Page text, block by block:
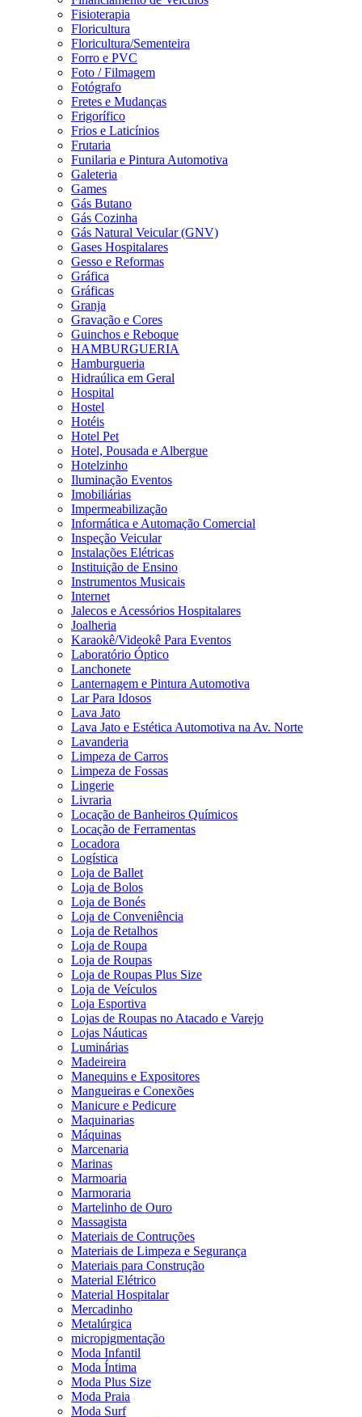
Fisioterapia
Floricultura
Floricultura/Sementeira
Forro e PVC
Foto / Filmagem
Fotógrafo
Fretes e Mudanças
Frigorífico
Frios e Laticínios
Frutaria
Funilaria e Pintura Automotiva
Galeteria
Games
Gás Butano
Gás Cozinha
Gás Natural Veicular (GNV)
Gases Hospitalares
Gesso e Reformas
Gráfica
Gráficas
Granja
Gravação e Cores
Guinchos e Reboque
HAMBURGUERIA
Hamburgueria
Hidraúlica em Geral
Hospital
Hostel
Hotéis
Hotel Pet
Hotel, Pousada e Albergue
Hotelzinho
Iluminação Eventos
Imobiliárias
Impermeabilização
Informática e Automação Comercial
Inspeção Veicular
Instalações Elétricas
Instituição de Ensino
Instrumentos Musicais
Internet
Jalecos e Acessórios Hospitalares
Joalheria
Karaokê/Videokê Para Eventos
Laboratório Óptico
Lanchonete
Lanternagem e Pintura Automotiva
Lar Para Idosos
Lava Jato
Lava Jato e Estética Automotiva na Av. Norte
Lavanderia
Limpeza de Carros
Limpeza de Fossas
Lingerie
Livraria
Locação de Banheiros Químicos
Locação de Ferramentas
Locadora
Logística
Loja de Ballet
Loja de Bolos
Loja de Bonés
Loja de Conveniência
Loja de Retalhos
Loja de Roupa
Loja de Roupas
Loja de Roupas Plus Size
Loja de Veículos
Loja Esportiva
Lojas de Roupas no Atacado e Varejo
Lojas Náuticas
Luminárias
Madeireira
Manequins e Expositores
Mangueiras e Conexões
Manicure e Pedicure
Maquinarias
Máquinas
Marcenaria
Marinas
Marmoaria
Marmoraria
Martelinho de Ouro
Massagista
Materiais de Contruções
Materiais de Limpeza e Segurança
Materiais para Construção
Material Elétrico
Material Hospitalar
Mercadinho
Metalúrgica
micropigmentação
Moda Infantil
Moda Íntima
Moda Plus Size
Moda Praia
Moda Surf